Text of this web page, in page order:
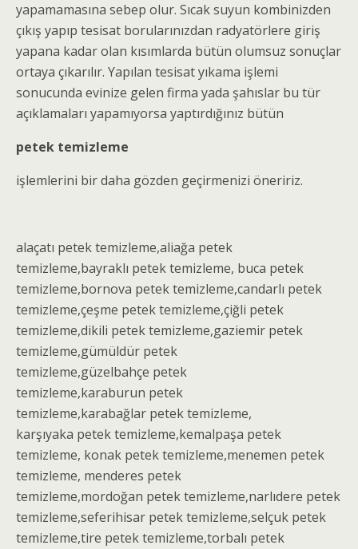
yapamamasına sebep olur. Sıcak suyun kombinizden
çıkış yapıp tesisat borularınızdan radyatörlere giriş
yapana kadar olan kısımlarda bütün olumsuz sonuçlar
ortaya çıkarılır. Yapılan tesisat yıkama işlemi
sonucunda evinize gelen firma yada şahıslar bu tür
açıklamaları yapamıyorsa yaptırdığınız bütün
petek temizleme
işlemlerini bir daha gözden geçirmenizi öneririz.
alaçatı petek temizleme,aliağa petek
temizleme,bayraklı petek temizleme, buca petek
temizleme,bornova petek temizleme,candarlı petek
temizleme,çeşme petek temizleme,çiğli petek
temizleme,dikili petek temizleme,gaziemir petek
temizleme,gümüldür petek
temizleme,güzelbahçe petek
temizleme,karaburun petek
temizleme,karabağlar petek temizleme,
karşıyaka petek temizleme,kemalpaşa petek
temizleme, konak petek temizleme,menemen petek
temizleme, menderes petek
temizleme,mordoğan petek temizleme,narlıdere petek
temizleme,seferihisar petek temizleme,selçuk petek
temizleme,tire petek temizleme,torbalı petek